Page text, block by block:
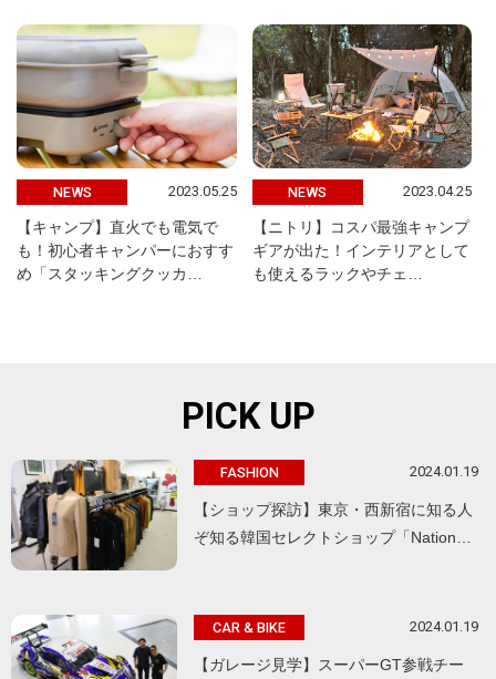
NEWS 2023.05.25
【キャンプ】直火でも電気で
も！初心者キャンパーにおすす
め「スタッキングクッカ…
NEWS 2023.04.25
【ニトリ】コスパ最強キャンプ
ギアが出た！インテリアとして
も使えるラックやチェ…
PICK UP
FASHION 2024.01.19
【ショップ探訪】東京・西新宿に知る人
ぞ知る韓国セレクトショップ「Nation…
CAR & BIKE 2024.01.19
【ガレージ見学】スーパーGT参戦チー